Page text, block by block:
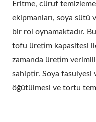
SOYA
Eritme, cüruf
ekipmanları, soya sütü
bir rol oynamaktadır.
tofu üretim kapasitesi
zamanda üretim
sahiptir. Soya fasulyesi
öğütülmesi ve tortu